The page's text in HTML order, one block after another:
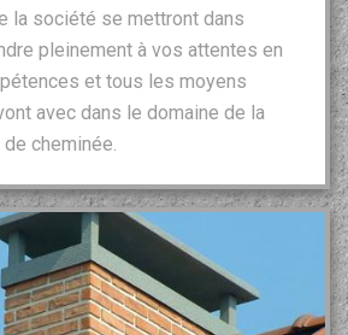
la société se mettront dans
pleinement à vos attentes en
et tous les moyens
avec dans le domaine de la
cheminée.